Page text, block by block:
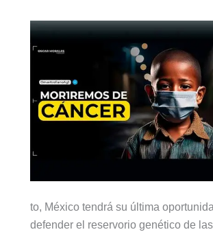
to, México tendrá su última
defender el reservorio genético de